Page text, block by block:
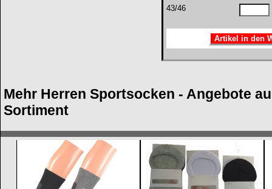
43/46
Mehr Herren Sportsocken - Angebote
Sortiment